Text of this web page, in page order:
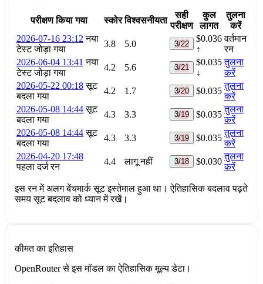
परीक्षण किया गया स्कोर विश्वसनीयता
सही
परीक्षण
कुल
लागत
तुलना
करें
2026-07-16 23:12 नया
टेस्ट जोड़ा गया
3.8 5.0 3/22
$0.036
↑
वर्तमान
रन
2026-06-04 13:41 नया
टेस्ट जोड़ा गया
4.2 5.6 3/21
$0.035
↓
तुलना
करें
2026-05-22 00:18 सूट
बदला गया
4.2 1.7 3/20 $0.035
तुलना
करें
2026-05-08 14:44 सूट
बदला गया
4.3 3.3 3/19 $0.035
तुलना
करें
2026-05-08 14:44 सूट
बदला गया
4.3 3.3 3/19 $0.035
तुलना
करें
2026-04-20 17:48
पहला दर्ज रन
4.4 लागू नहीं 3/18 $0.030
तुलना
करें
इस रन में अलग बेंचमार्क सूट इस्तेमाल हुआ था। ऐतिहासिक बदलाव पढ़ते
समय सूट बदलाव को ध्यान में रखें।
कीमत का इतिहास
OpenRouter से इस मॉडल का ऐतिहासिक मूल्य डेटा।